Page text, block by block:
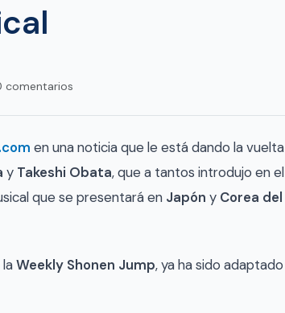
comentarios
en una noticia que le está dando la vuelta
y Takeshi Obata, que a tantos introdujo en el
que se presentará en Japón y Corea del
Weekly Shonen Jump, ya ha sido adaptado